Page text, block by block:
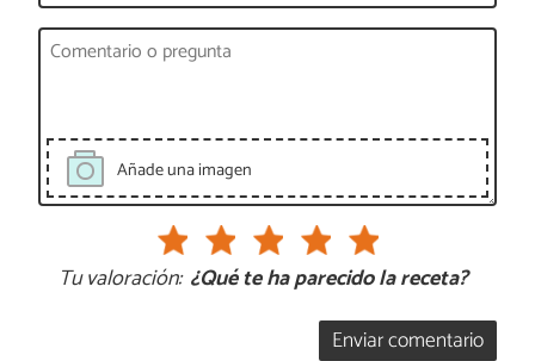
Añade una imagen
Tu valoración: ¿Qué te ha parecido la receta?
Enviar comentario